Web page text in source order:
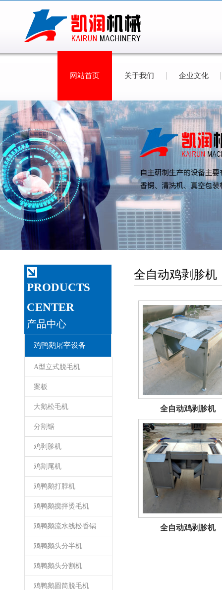
网站首页 关于我们 企业文化
全自动鸡剥胗机
全自动鸡剥胗机
全自动鸡剥胗机
PRODUCTS
CENTER
产品中心
鸡鸭鹅屠宰设备
A型立式脱毛机
案板
大鹅松毛机
分割锯
鸡剥胗机
鸡割尾机
鸡鸭鹅打脖机
鸡鸭鹅搅拌烫毛机
鸡鸭鹅流水线松香锅
鸡鸭鹅头分半机
鸡鸭鹅头分割机
鸡鸭鹅圆筒脱毛机